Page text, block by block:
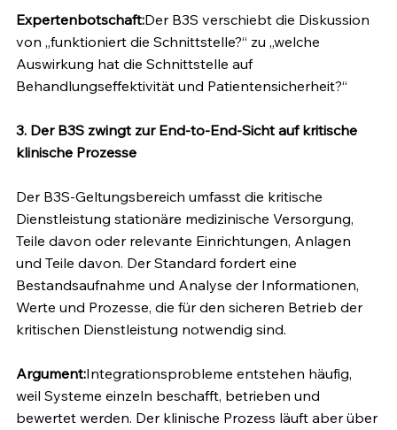
Expertenbotschaft:Der B3S verschiebt die Diskussion
von „funktioniert die Schnittstelle?“ zu „welche
Auswirkung hat die Schnittstelle auf
Behandlungseffektivität und Patientensicherheit?“
3. Der B3S zwingt zur End-to-End-Sicht auf kritische
klinische Prozesse
Der B3S-Geltungsbereich umfasst die kritische
Dienstleistung stationäre medizinische Versorgung,
Teile davon oder relevante Einrichtungen, Anlagen
und Teile davon. Der Standard fordert eine
Bestandsaufnahme und Analyse der Informationen,
Werte und Prozesse, die für den sicheren Betrieb der
kritischen Dienstleistung notwendig sind.
Argument:Integrationsprobleme entstehen häufig,
weil Systeme einzeln beschafft, betrieben und
bewertet werden. Der klinische Prozess läuft aber über